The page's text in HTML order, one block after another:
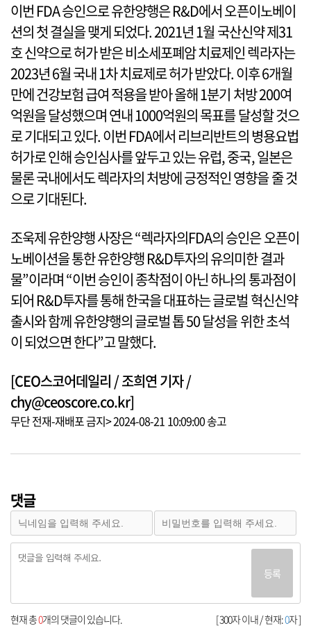
이번 FDA 승인으로 유한양행은 R&D에서 오픈이노베이
션의 첫 결실을 맺게 되었다. 2021년 1월 국산신약 제31
호 신약으로 허가 받은 비소세포폐암 치료제인 렉라자는
2023년 6월 국내 1차 치료제로 허가 받았다. 이후 6개월
만에 건강보험 급여 적용을 받아 올해 1분기 처방 200여
억원을 달성했으며 연내 1000억원의 목표를 달성할 것으
로 기대되고 있다. 이번 FDA에서 리브리반트의 병용요법
허가로 인해 승인심사를 앞두고 있는 유럽, 중국, 일본은
물론 국내에서도 렉라자의 처방에 긍정적인 영향을 줄 것
으로 기대된다.
조욱제 유한양행 사장은 “렉라자의FDA의 승인은 오픈이
노베이션을 통한 유한양행 R&D투자의 유의미한 결과
물”이라며 “이번 승인이 종착점이 아닌 하나의 통과점이
되어 R&D투자를 통해 한국을 대표하는 글로벌 혁신신약
출시와 함께 유한양행의 글로벌 톱 50 달성을 위한 초석
이 되었으면 한다”고 말했다.
[CEO스코어데일리 / 조희연 기자 /
chy@ceoscore.co.kr]
무단 전재-재배포 금지> 2024-08-21 10:09:00 송고
댓글
등록
[ 300자 이내 / 현재:0자 ]
현재 총0개의 댓글이 있습니다.